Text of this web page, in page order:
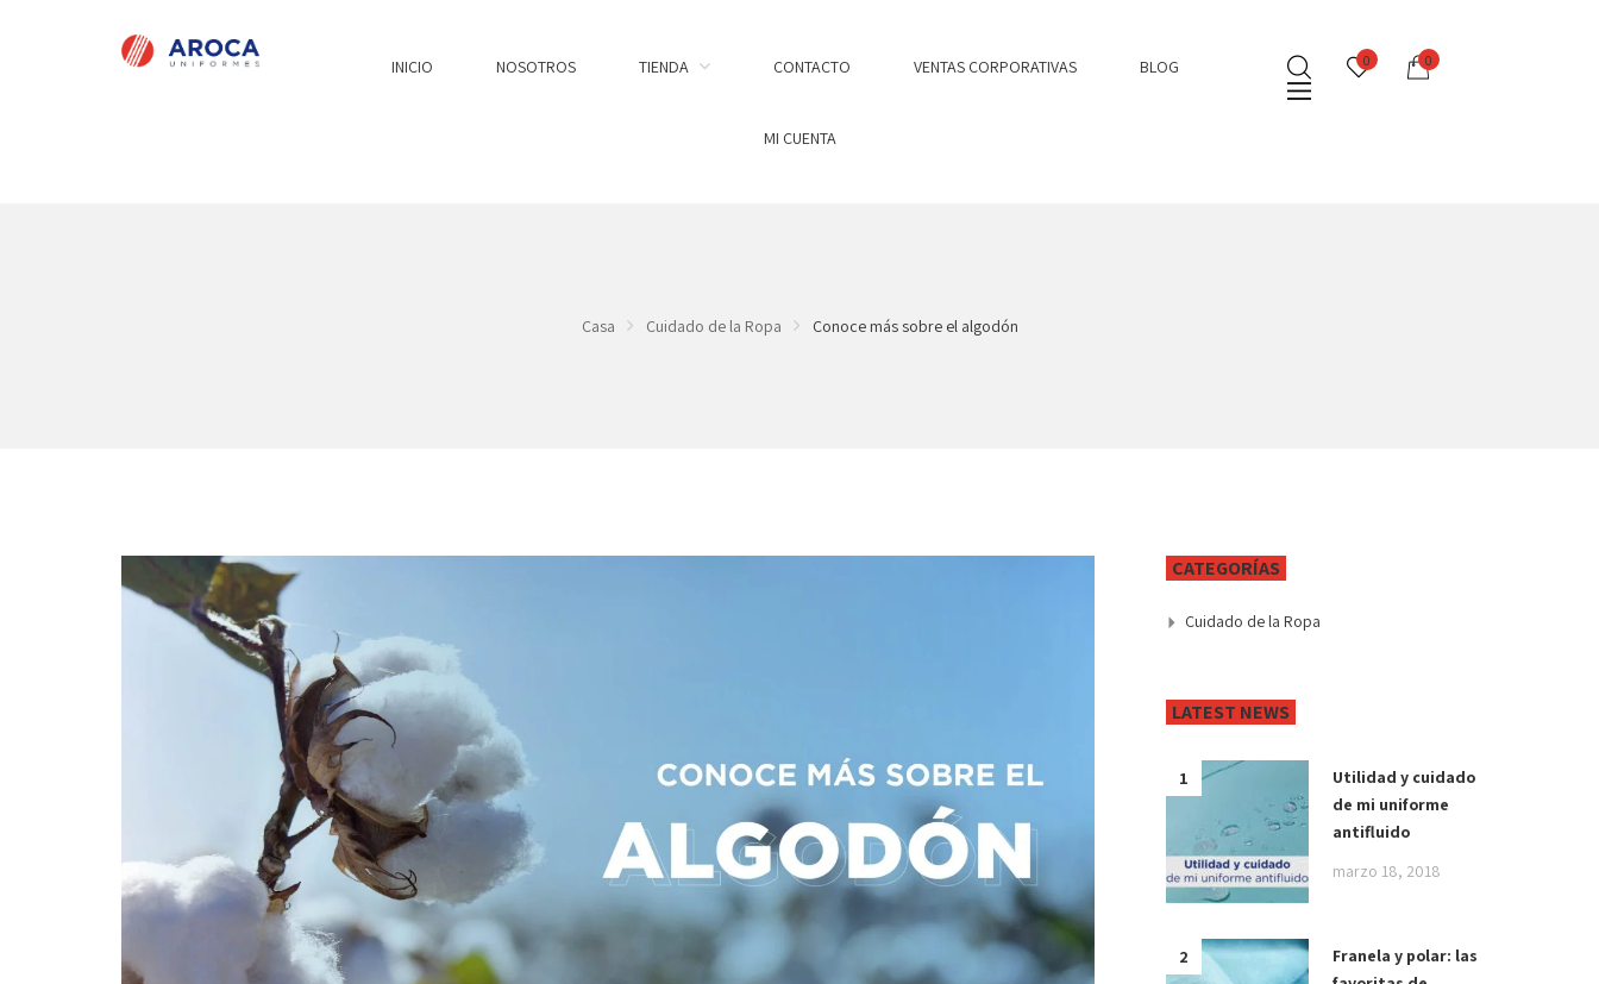
INICIO NOSOTROS TIENDA CONTACTO VENTAS CORPORATIVAS BLOG
MI CUENTA
0 0
Casa Cuidado de la Ropa Conoce más sobre el algodón
CATEGORÍAS
Cuidado de la Ropa
LATEST NEWS
Utilidad y cuidado
de mi uniforme
antifluido
marzo 18, 2018
Franela y polar: las